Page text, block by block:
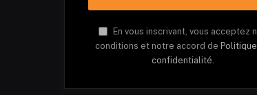
En vous inscrivant, vous acceptez
conditions et notre accord de
confidentialité.